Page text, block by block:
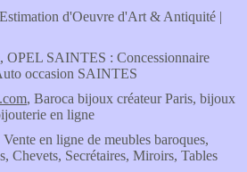
d'Oeuvre d'Art & Antiquité |
, OPEL SAINTES : Concessionnaire
occasion SAINTES
, Baroca bijoux créateur Paris, bijoux
en ligne
Vente en ligne de meubles baroques,
Chevets, Secrétaires, Miroirs, Tables